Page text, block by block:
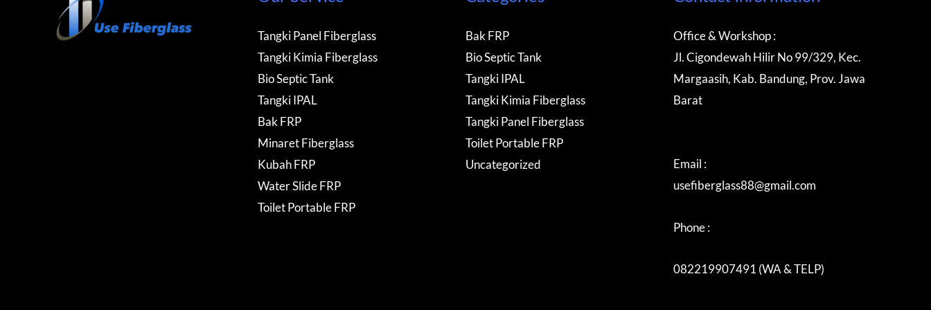
Tangki Panel Fiberglass
Tangki Kimia Fiberglass
Bio Septic Tank
Tangki IPAL
Bak FRP
Minaret Fiberglass
Kubah FRP
Water Slide FRP
Toilet Portable FRP
Bak FRP
Bio Septic Tank
Tangki IPAL
Tangki Kimia Fiberglass
Tangki Panel Fiberglass
Toilet Portable FRP
Uncategorized
Office & Workshop :
Jl. Cigondewah Hilir No 99/329, Kec.
Margaasih, Kab. Bandung, Prov. Jawa
Barat
Email :
usefiberglass88@gmail.com
Phone :
082219907491 (WA & TELP)